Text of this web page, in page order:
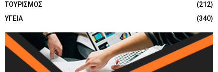
ΤΟΥΡΙΣΜΟΣ
(212)
ΥΓΕΙΑ
(340)